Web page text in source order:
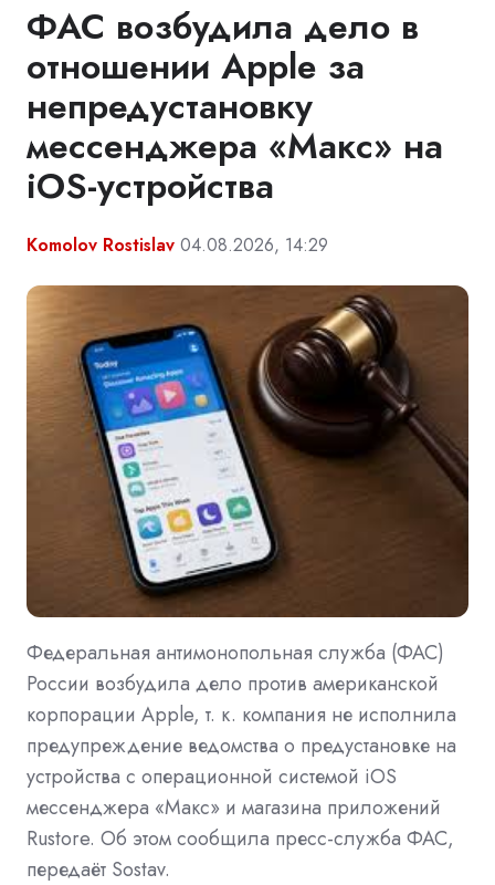
ФАС возбудила дело в
отношении Apple за
непредустановку
мессенджера «Макс» на
iOS-устройства
Komolov Rostislav 04.08.2026, 14:29
Федеральная антимонопольная служба (ФАС)
России возбудила дело против американской
корпорации Apple, т. к. компания не исполнила
предупреждение ведомства о предустановке на
устройства с операционной системой iOS
мессенджера «Макс» и магазина приложений
Rustore. Об этом сообщила пресс-служба ФАС,
передаёт Sostav.